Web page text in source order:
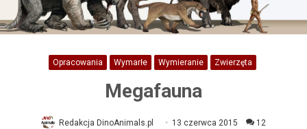
Opracowania Wymarłe Wymieranie Zwierzęta
Megafauna
Redakcja DinoAnimals.pl 13 czerwca 2015 12